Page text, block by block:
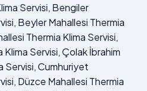
Servisi, Bengiler
Beyler Mahallesi Thermia
Thermia Klima Servisi,
Servisi, Çolak İbrahim
Servisi, Cumhuriyet
Düzce Mahallesi Thermia